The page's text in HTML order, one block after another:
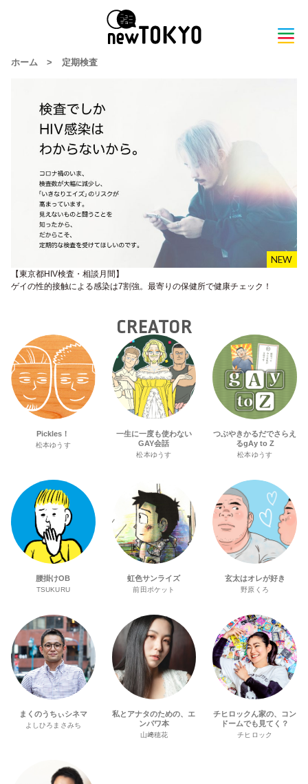
ホーム > 定期検査
【東京都HIV検査・相談月間】
ゲイの性的接触による感染は7割強。最寄りの保健所で健康チェック！
CREATOR
Pickles！
松本ゆうす
一生に一度も使わない
GAY会話
松本ゆうす
つぶやきかるだでさらえ
るgAy to Z
松本ゆうす
腰掛けOB
TSUKURU
虹色サンライズ
前田ポケット
玄太はオレが好き
野原くろ
まくのうちぃシネマ
よしひろまさみち
私とアナタのための、エ
ンパワ本
山﨑穂花
チヒロックん家の、コン
ドームでも見てく？
チヒロック